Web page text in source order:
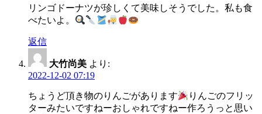
リンゴドーナツが珍しくて美味しそうでした。私も食
べたいよ。
返信
大竹尚美 より:
2022-12-02 07:19
ちょうど頂き物のりんごがあります
りんごのフリッ
ターみたいですねーおしゃれですねー作ろうっと思い